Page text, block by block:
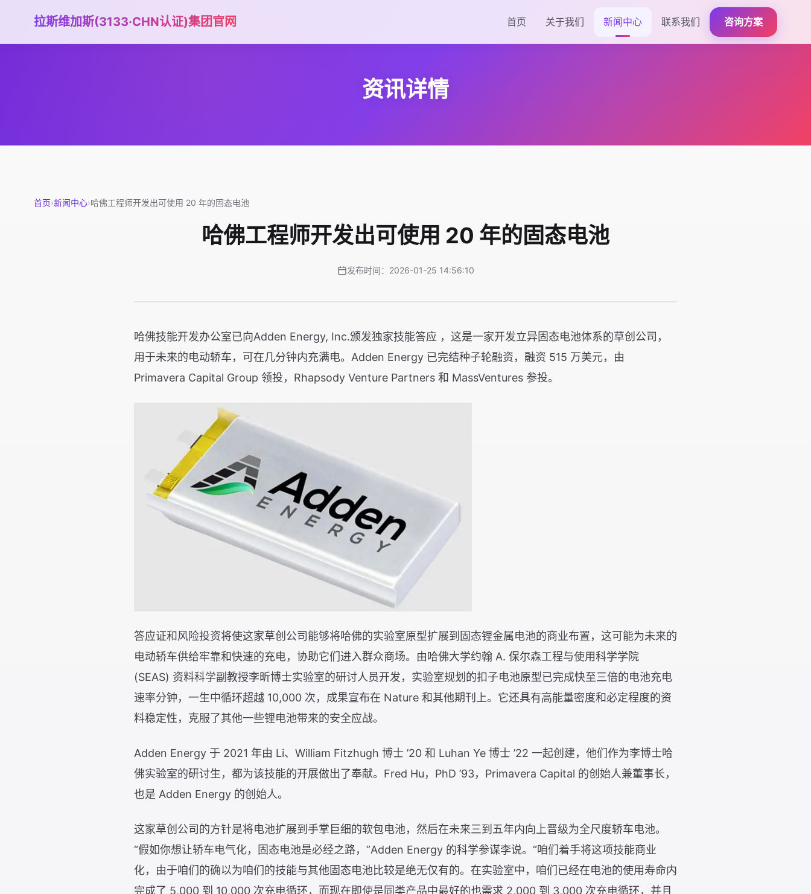
拉斯维加斯(3133·CHN认证)集团官网 首页 关于我们 新闻中心 联系我们 咨询方案
资讯详情
首页›新闻中心›哈佛工程师开发出可使用 20 年的固态电池
哈佛工程师开发出可使用 20 年的固态电池
发布时间：2026-01-25 14:56:10
哈佛技能开发办公室已向Adden Energy, Inc.颁发独家技能答应 ，这是一家开发立异固态电池体系的草创公司，
用于未来的电动轿车，可在几分钟内充满电。Adden Energy 已完结种子轮融资，融资 515 万美元，由
Primavera Capital Group 领投，Rhapsody Venture Partners 和 MassVentures 参投。
答应证和风险投资将使这家草创公司能够将哈佛的实验室原型扩展到固态锂金属电池的商业布置，这可能为未来的
电动轿车供给牢靠和快速的充电，协助它们进入群众商场。由哈佛大学约翰 A. 保尔森工程与使用科学学院
(SEAS) 资料科学副教授李昕博士实验室的研讨人员开发，实验室规划的扣子电池原型已完成快至三倍的电池充电
速率分钟，一生中循环超越 10,000 次，成果宣布在 Nature 和其他期刊上。它还具有高能量密度和必定程度的资
料稳定性，克服了其他一些锂电池带来的安全应战。
Adden Energy 于 2021 年由 Li、William Fitzhugh 博士 ’20 和 Luhan Ye 博士 ’22 一起创建，他们作为李博士哈
佛实验室的研讨生，都为该技能的开展做出了奉献。Fred Hu，PhD ’93，Primavera Capital 的创始人兼董事长，
也是 Adden Energy 的创始人。
这家草创公司的方针是将电池扩展到手掌巨细的软包电池，然后在未来三到五年内向上晋级为全尺度轿车电池。
“假如你想让轿车电气化，固态电池是必经之路，”Adden Energy 的科学参谋李说。“咱们着手将这项技能商业
化，由于咱们的确以为咱们的技能与其他固态电池比较是绝无仅有的。在实验室中，咱们已经在电池的使用寿命内
完成了 5,000 到 10,000 次充电循环，而现在即使是同类产品中最好的也需求 2,000 到 3,000 次充电循环，并且